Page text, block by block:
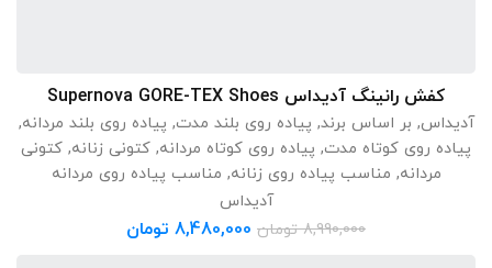
انتخاب گزینه هاکفش رانینگ آدیداس Supernova GORE-TEX Shoes
آدیداس, بر اساس برند, پیاده روی بلند مدت, پیاده روی بلند مردانه,
پیاده روی کوتاه مدت, پیاده روی کوتاه مردانه, کتونی زنانه, کتونی
مردانه, مناسب پیاده روی زنانه, مناسب پیاده روی مردانه
آدیداس
8,990,000 تومان 8,480,000 تومان